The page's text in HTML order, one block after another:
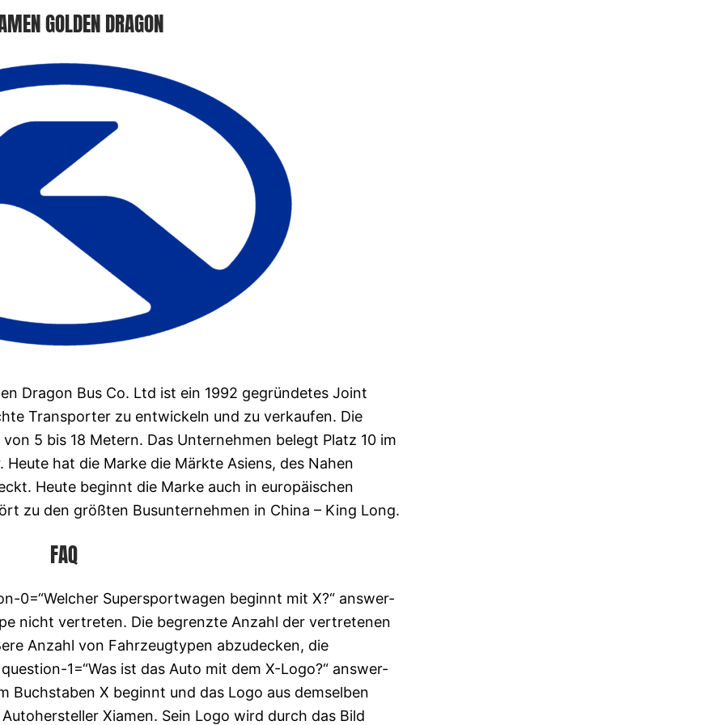
GOLDEN DRAGON
Dragon Bus Co. Ltd ist ein 1992 gegründetes Joint
Transporter zu entwickeln und zu verkaufen. Die
5 bis 18 Metern. Das Unternehmen belegt Platz 10 im
hat die Marke die Märkte Asiens, des Nahen
Heute beginnt die Marke auch in europäischen
zu den größten Busunternehmen in China – King Long.
FAQ
0=“Welcher Supersportwagen beginnt mit X?“ answer-
nicht vertreten. Die begrenzte Anzahl der vertretenen
Anzahl von Fahrzeugtypen abzudecken, die
1=“Was ist das Auto mit dem X-Logo?“ answer-
Buchstaben X beginnt und das Logo aus demselben
Xiamen. Sein Logo wird durch das Bild